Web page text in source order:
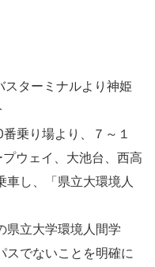
ターミナルより神姫
乗り場より、７～１
ウェイ、大池台、西高
し、「県立大環境人
県立大学環境人間学
スでないことを明確に